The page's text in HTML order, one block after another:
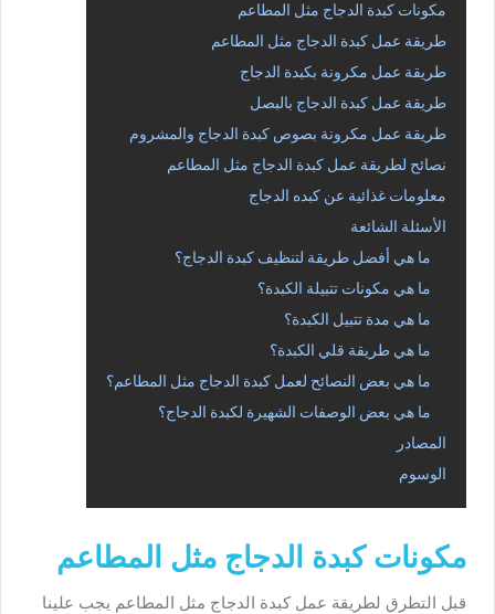
مكونات كبدة الدجاج مثل المطاعم
طريقة عمل كبدة الدجاج مثل المطاعم
طريقة عمل مكرونة بكبدة الدجاج
طريقة عمل كبدة الدجاج بالبصل
طريقة عمل مكرونة بصوص كبدة الدجاج والمشروم
نصائح لطريقة عمل كبدة الدجاج مثل المطاعم
معلومات غذائية عن كبده الدجاج
الأسئلة الشائعة
ما هي أفضل طريقة لتنظيف كبدة الدجاج؟
ما هي مكونات تتبيلة الكبدة؟
ما هي مدة تتبيل الكبدة؟
ما هي طريقة قلي الكبدة؟
ما هي بعض النصائح لعمل كبدة الدجاج مثل المطاعم؟
ما هي بعض الوصفات الشهيرة لكبدة الدجاج؟
المصادر
الوسوم
مكونات كبدة الدجاج مثل المطاعم
قبل التطرق لطريقة عمل كبدة الدجاج مثل المطاعم يجب علينا